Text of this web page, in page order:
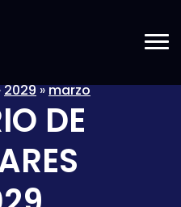
2029»marzo
DE